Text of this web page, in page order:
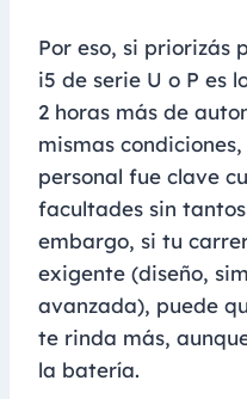
Por eso, si priorizás
i5 de serie U o P es
2 horas más de
mismas
personal fue clave
facultades sin
embargo, si tu
exigente (diseño,
avanzada), puede
te rinda más,
la batería.